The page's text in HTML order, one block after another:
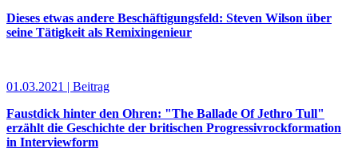
Dieses etwas andere Beschäftigungsfeld: Steven Wilson über
seine Tätigkeit als Remixingenieur
01.03.2021 | Beitrag
Faustdick hinter den Ohren: "The Ballade Of Jethro Tull"
erzählt die Geschichte der britischen Progressivrockformation
in Interviewform